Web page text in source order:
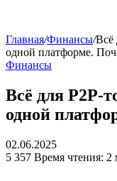
Главная/Финансы/Всё
одной платформе.
Финансы
Всё для P2P-
одной
02.06.2025
5 357 Время чтения: 2